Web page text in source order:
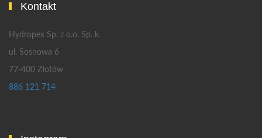
Kontakt
Hydropex Sp. z o.o. Sp. k.
ul. Sosnowa 6
77-400 Złotów
886 121 714